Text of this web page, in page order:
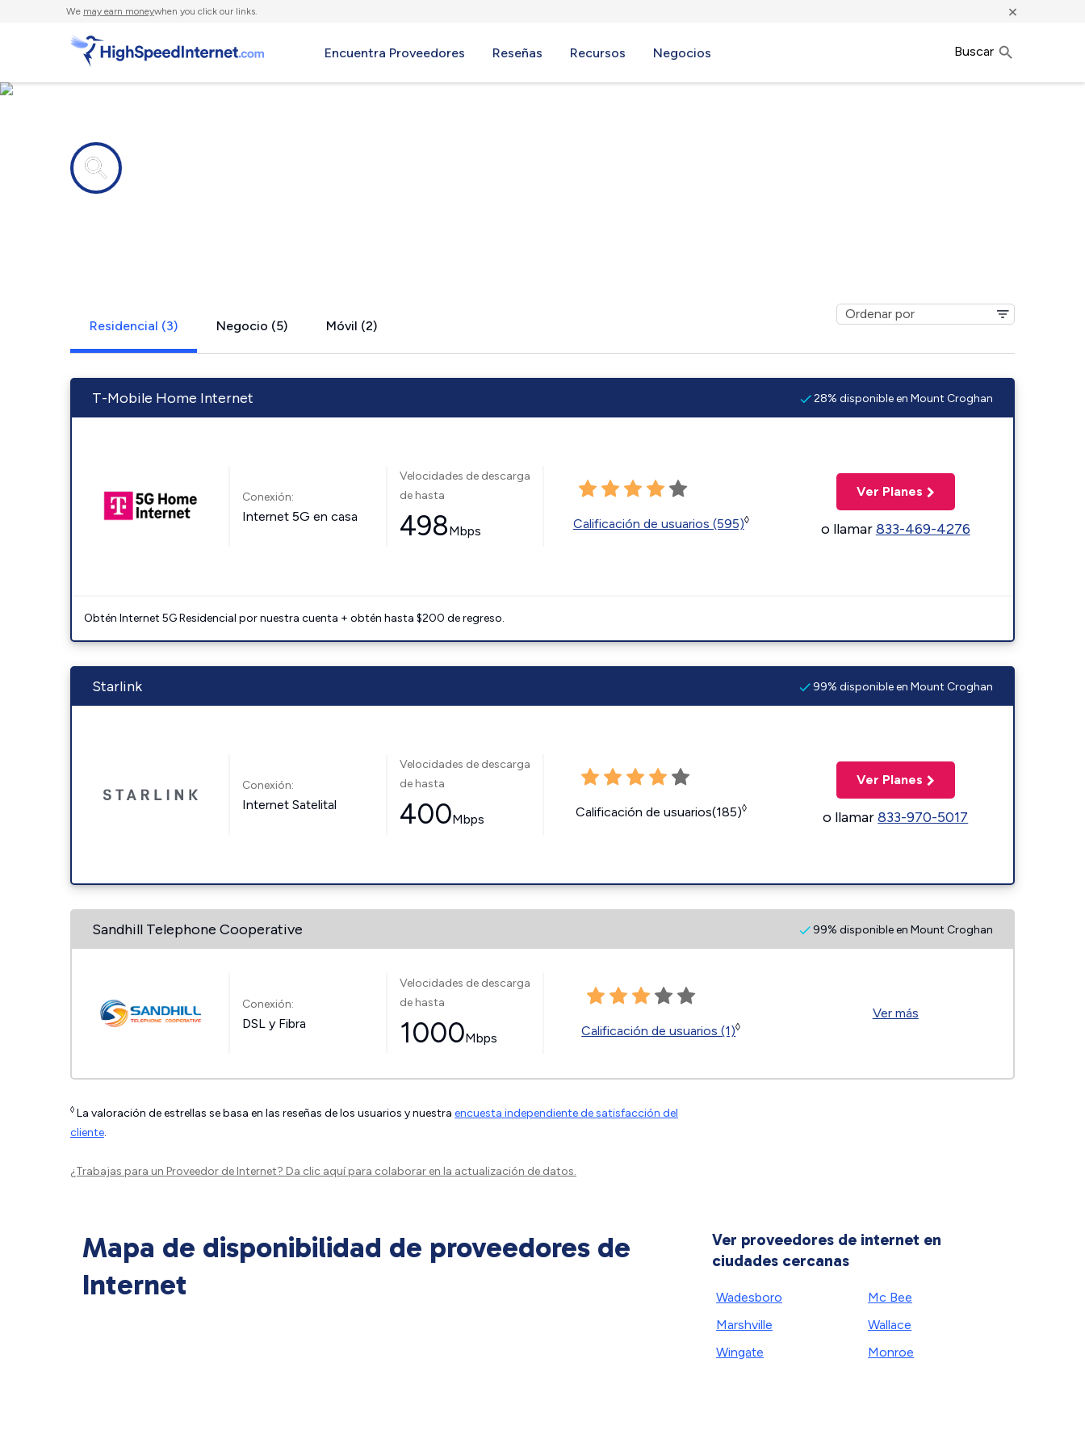
We may earn moneywhen you click our links. ×
Encuentra Proveedores Reseñas Recursos Negocios Buscar
Residencial (3) Negocio (5) Móvil (2)
T-Mobile Home Internet 28% disponible en Mount Croghan
Conexión:
Internet 5G en casa
Velocidades de descarga
de hasta
498Mbps Calificación de usuarios (595)◊
Ver Planes
o llamar833-469-4276
Obtén Internet 5G Residencial por nuestra cuenta + obtén hasta $200 de regreso.
Starlink 99% disponible en Mount Croghan
Conexión:
Internet Satelital
Velocidades de descarga
de hasta
400Mbps Calificación de usuarios(185)◊
Ver Planes
o llamar833-970-5017
Sandhill Telephone Cooperative 99% disponible en Mount Croghan
Conexión:
DSL y Fibra
Velocidades de descarga
de hasta
1000Mbps Calificación de usuarios (1)◊
Ver más
◊ La valoración de estrellas se basa en las reseñas de los usuarios y nuestra encuesta independiente de satisfacción del
cliente.
¿Trabajas para un Proveedor de Internet? Da clic aquípara colaborar en la actualización de datos.
Mapa de disponibilidad de proveedores de
Internet
Ver proveedores de internet en
ciudades cercanas
Wadesboro
Marshville
Wingate
Mc Bee
Wallace
Monroe